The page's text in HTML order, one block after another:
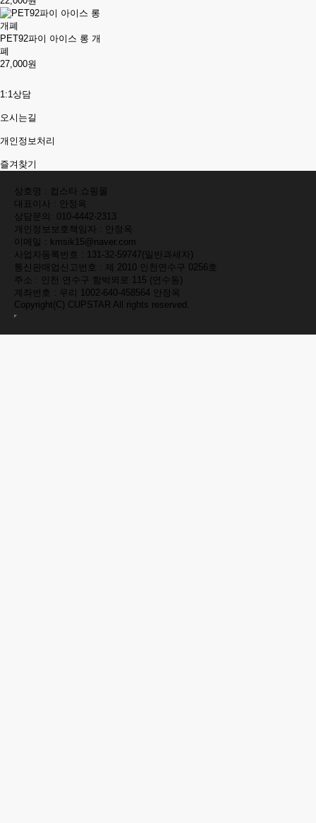
PET92파이 아이스 롱 개
폐
27,000원
1:1상담
오시는길
개인정보처리
즐겨찾기
상호명 : 컵스타 쇼핑몰
대표이사 : 안정옥
상담문의: 010-4442-2313
개인정보보호책임자 : 안정옥
이메일 : kmsik15@naver.com
사업자등록번호 : 131-32-59747(일반과세자)
통신판매업신고번호 : 제 2010 인천연수구 0256호
주소 : 인천 연수구 함박뫼로 115 (연수동)
계좌번호 : 우리 1002-640-458564 안정옥
Copyright(C) CUPSTAR All rights reserved.